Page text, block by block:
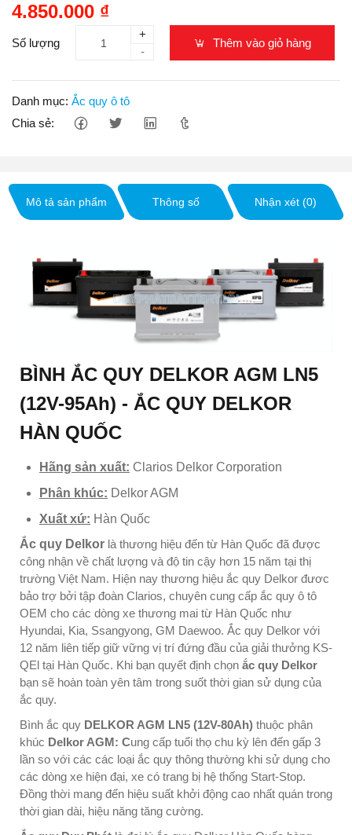
4.850.000 ₫
Số lượng
+
-
Thêm vào giỏ hàng
Danh mục: Ắc quy ô tô
Chia sẻ:
Mô tả sản phẩm Thông số Nhận xét (0)
BÌNH ẮC QUY DELKOR AGM LN5
(12V-95Ah) - ẮC QUY DELKOR
HÀN QUỐC
Hãng sản xuất: Clarios Delkor Corporation
Phân khúc: Delkor AGM
Xuất xứ: Hàn Quốc
Ắc quy Delkor là thương hiệu đến từ Hàn Quốc đã được
công nhận về chất lượng và độ tin cậy hơn 15 năm tại thị
trường Việt Nam. Hiện nay thương hiệu ắc quy Delkor đươc
bảo trợ bởi tập đoàn Clarios, chuyên cung cấp ắc quy ô tô
OEM cho các dòng xe thương mai từ Hàn Quốc như
Hyundai, Kia, Ssangyong, GM Daewoo. Ắc quy Delkor với
12 năm liên tiếp giữ vững vị trí đứng đầu của giải thưởng KS-
QEl tại Hàn Quốc. Khi bạn quyết định chọn ắc quy Delkor
bạn sẽ hoàn toàn yên tâm trong suốt thời gian sử dụng của
ắc quy.
Bình ắc quy DELKOR AGM LN5 (12V-80Ah) thuộc phân
khúc Delkor AGM: Cung cấp tuổi thọ chu kỳ lên đến gấp 3
lần so với các các loại ắc quy thông thường khi sử dụng cho
các dòng xe hiện đại, xe có trang bị hệ thống Start-Stop.
Đồng thời mang đến hiệu suất khởi động cao nhất quán trong
thời gian dài, hiệu năng tăng cường.